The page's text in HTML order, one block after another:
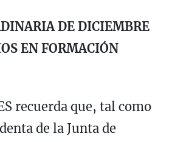
DE DICIEMBRE
EN FORMACIÓN
recuerda que, tal como
de la Junta de